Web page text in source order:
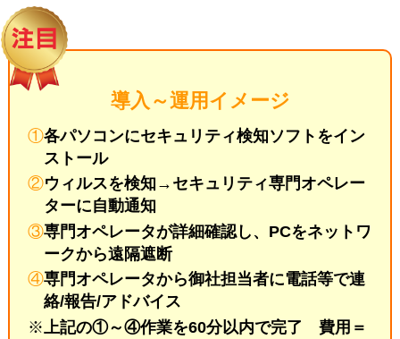
導入～運用イメージ
①各パソコンにセキュリティ検知ソフトをイン
ストール
②ウィルスを検知→セキュリティ専門オペレー
ターに自動通知
③専門オペレータが詳細確認し、PCをネットワ
ークから遠隔遮断
④専門オペレータから御社担当者に電話等で連
絡/報告/アドバイス
※ 上記の①～④作業を60分以内で完了 費用＝